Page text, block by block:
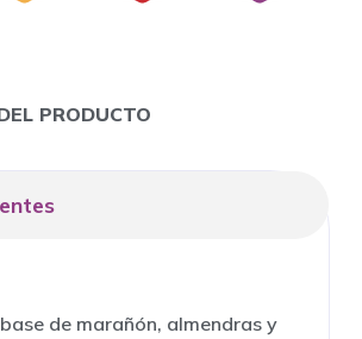
PRODUCTO
de marañón, almendras y